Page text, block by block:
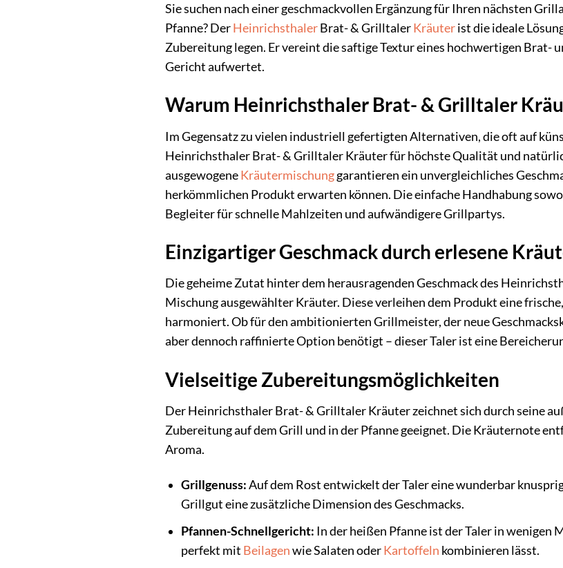
Sie suchen nach einer geschmackvollen Ergänzung für Ihren nächsten
Pfanne? DerHeinrichsthalerBrat- & GrilltalerKräuterist die ideale
Zubereitung legen. Er vereint die saftige Textur eines hochwertigen
Gericht aufwertet.
Warum Heinrichsthaler Brat- & Grilltaler
Im Gegensatz zu vielen industriell gefertigten Alternativen, die oft auf
Heinrichsthaler Brat- & Grilltaler Kräuter für höchste Qualität und
ausgewogeneKräutermischunggarantieren ein unvergleichliches
herkömmlichen Produkt erwarten können. Die einfache Handhabung
Begleiter für schnelle Mahlzeiten und aufwändigere Grillpartys.
Einzigartiger Geschmack durch erlesene
Die geheime Zutat hinter dem herausragenden Geschmack des
Mischung ausgewählter Kräuter. Diese verleihen dem Produkt eine
harmoniert. Ob für den ambitionierten Grillmeister, der neue
aber dennoch raffinierte Option benötigt – dieser Taler ist eine
Vielseitige Zubereitungsmöglichkeiten
Der Heinrichsthaler Brat- & Grilltaler Kräuter zeichnet sich durch seine
Zubereitung auf dem Grill und in der Pfanne geeignet. Die Kräuternote
Aroma.
Grillgenuss:Auf dem Rost entwickelt der Taler eine wunderbar
Grillgut eine zusätzliche Dimension des Geschmacks.
Pfannen-Schnellgericht: In der heißen Pfanne ist der Taler in wenigen
perfekt mit Beilagenwie Salaten oderKartoffeln kombinieren lässt.